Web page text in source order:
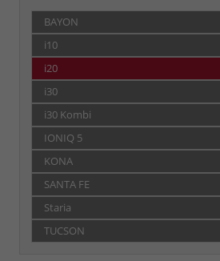
BAYON
i10
i20
i30
i30 Kombi
IONIQ 5
KONA
SANTA FE
Staria
TUCSON